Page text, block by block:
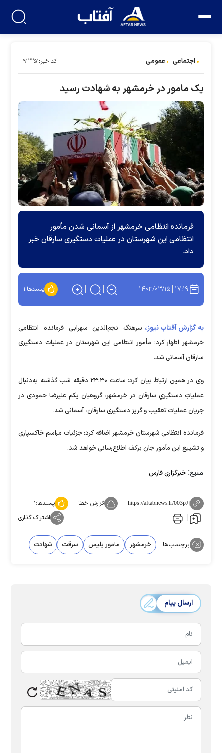
اجتماعی عمومی کد خبر:۹۱۲۲۵۱
یک مامور در خرمشهر به شهادت رسید
فرمانده انتظامی خرمشهر از آسمانی شدن مأمور
انتظامی این شهرستان در عملیات دستگیری سارقان خبر
داد.
۱۷:۱۹ ۱۴۰۳/۰۳/۱۵ پسندها:۱
به گزارش آفتاب نیوز، سرهنگ نجم‌الدین سهرابی فرمانده انتظامی
خرمشهر اظهار کرد: مأمور انتظامی این شهرستان در عملیات دستگیری
سارقان آسمانی شد.
وی در همین ارتباط بیان کرد: ساعت ۲۳:۳۰ دقیقه شب گذشته به‌دنبال
عملیاتِ دستگیریِ سارقان در خرمشهر، گروهبان یکم علیرضا حمودی در
جریان عملیات تعقیب و گریز دستگیری سارقان، آسمانی شد.
فرمانده انتظامی شهرستان خرمشهر اضافه کرد: جزئیات مراسم خاکسپاری
و تشییع این مأمور جان برکف اطلاع‌رسانی خواهد شد.
منبع: خبرگزاری فارس
https://aftabnews.ir/003pJj گزارش خطا پسندها:۱
اشتراک گذاری
برچسب‌ها: خرمشهر مامور پلیس سرقت شهادت
ارسال پیام